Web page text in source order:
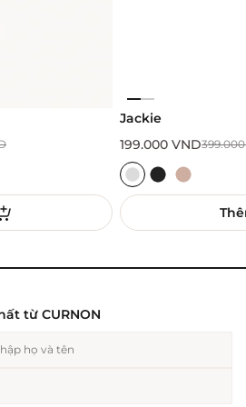
Jackie
199.000 VND
từ CURNON